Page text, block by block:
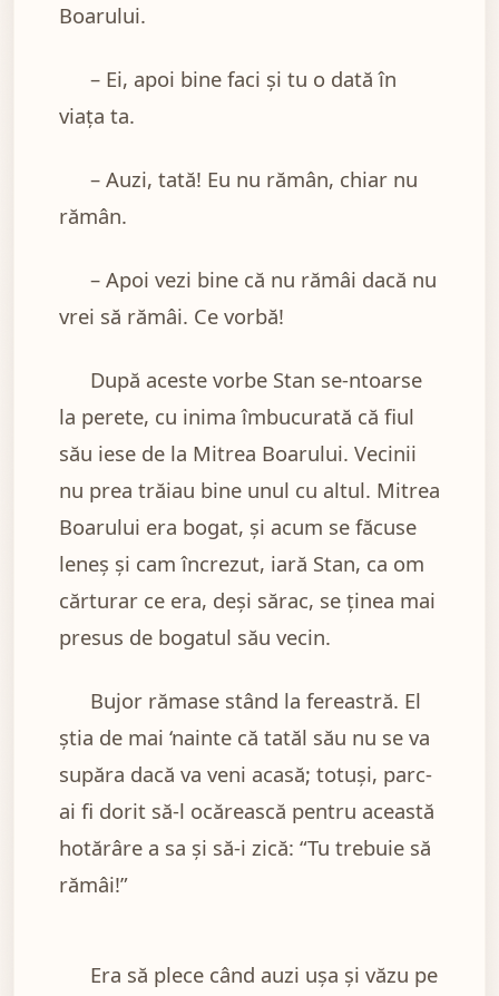
Boarului.
– Ei, apoi bine faci și tu o dată în
viața ta.
– Auzi, tată! Eu nu rămân, chiar nu
rămân.
– Apoi vezi bine că nu rămâi dacă nu
vrei să rămâi. Ce vorbă!
După aceste vorbe Stan se-ntoarse
la perete, cu inima îmbucurată că fiul
său iese de la Mitrea Boarului. Vecinii
nu prea trăiau bine unul cu altul. Mitrea
Boarului era bogat, și acum se făcuse
leneș și cam încrezut, iară Stan, ca om
cărturar ce era, deși sărac, se ținea mai
presus de bogatul său vecin.
Bujor rămase stând la fereastră. El
știa de mai ‘nainte că tatăl său nu se va
supăra dacă va veni acasă; totuși, parc-
ai fi dorit să-l ocărească pentru această
hotărâre a sa și să-i zică: “Tu trebuie să
rămâi!”
Era să plece când auzi ușa și văzu pe